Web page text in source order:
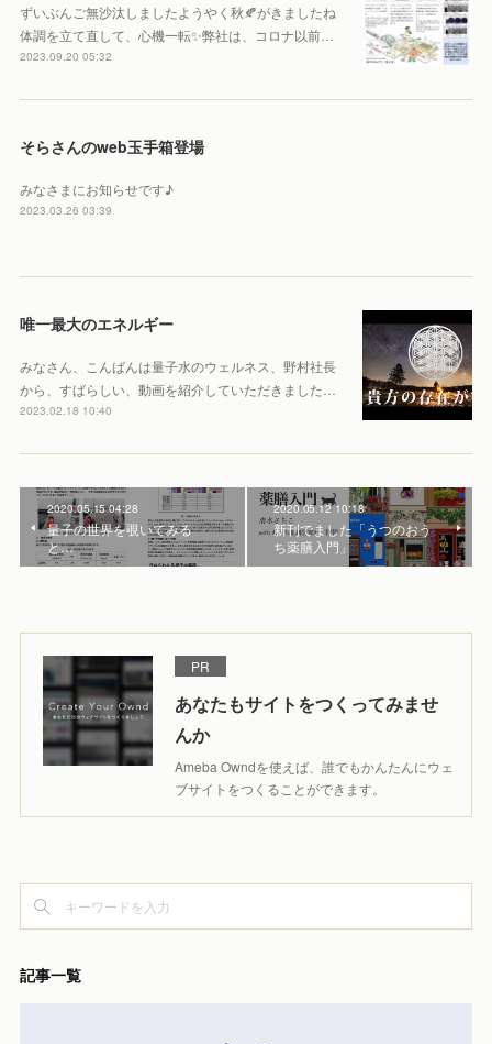
ずいぶんご無沙汰しましたようやく秋🍂がきましたね
体調を立て直して、心機一転✨弊社は、コロナ以前…
2023.09.20 05:32
そらさんのweb玉手箱登場
みなさまにお知らせです♪
2023.03.26 03:39
唯一最大のエネルギー
みなさん、こんばんは量子水のウェルネス、野村社長
から、すばらしい、動画を紹介していただきました…
2023.02.18 10:40
2020.05.15 04:28
量子の世界を覗いてみる
と…
2020.05.12 10:18
新刊でました「うつのおう
ち薬膳入門」
PR
あなたもサイトをつくってみませ
んか
Ameba Owndを使えば、誰でもかんたんにウェ
ブサイトをつくることができます。
記事一覧